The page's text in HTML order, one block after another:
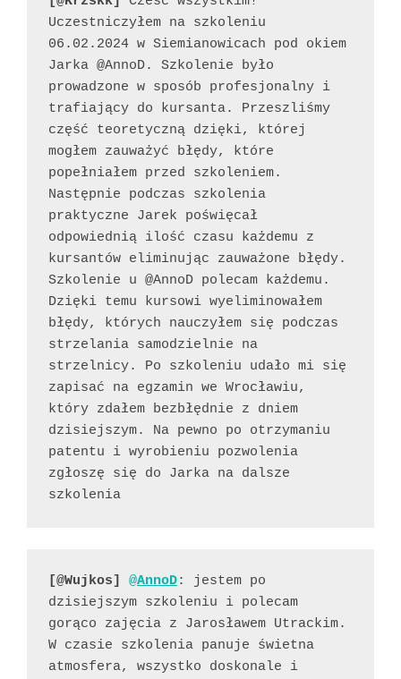
Uczestniczyłem na szkoleniu
06.02.2024 w Siemianowicach pod okiem
Jarka @AnnoD. Szkolenie było
prowadzone w sposób profesjonalny i
trafiający do kursanta. Przeszliśmy
część teoretyczną dzięki, której
mogłem zauważyć błędy, które
popełniałem przed szkoleniem.
Następnie podczas szkolenia
praktyczne Jarek poświęcał
odpowiednią ilość czasu każdemu z
kursantów eliminując zauważone błędy.
Szkolenie u @AnnoD polecam każdemu.
Dzięki temu kursowi wyeliminowałem
błędy, których nauczyłem się podczas
strzelania samodzielnie na
strzelnicy. Po szkoleniu udało mi się
zapisać na egzamin we Wrocławiu,
który zdałem bezbłędnie z dniem
dzisiejszym. Na pewno po otrzymaniu
patentu i wyrobieniu pozwolenia
zgłoszę się do Jarka na dalsze
szkolenia
[@Wujkos] @AnnoD: jestem po
dzisiejszym szkoleniu i polecam
gorąco zajęcia z Jarosławem Utrackim.
W czasie szkolenia panuje świetna
atmosfera, wszystko doskonale i